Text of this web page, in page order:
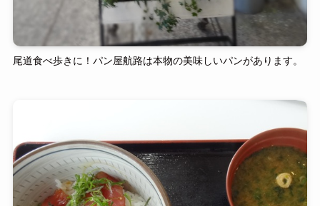
尾道食べ歩きに！パン屋航路は本物の美味しいパンがあります。